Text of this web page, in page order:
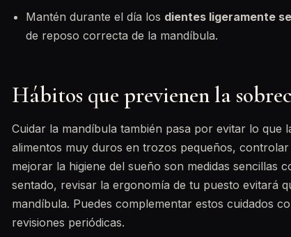
Mantén durante el día los dientes ligeramente
de reposo correcta de la mandíbula.
Hábitos que previenen la
Cuidar la mandíbula también pasa por evitar lo que
alimentos muy duros en trozos pequeños,
mejorar la higiene del sueño son medidas sencillas
sentado, revisar la ergonomía de tu puesto evitará
mandíbula. Puedes complementar estos cuidados
revisiones periódicas.